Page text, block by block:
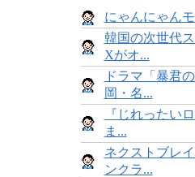
にゃんにゃん
韓国の次世代
Xがオ...
ドラマ「暴君
岡・名...
『じれったい
ま...
ネクストブレ
ンクラ...